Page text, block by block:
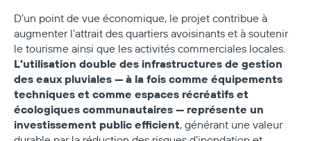
D’un point de vue économique, le projet contribue à
augmenter l’attrait des quartiers avoisinants et à soutenir
le tourisme ainsi que les activités commerciales locales.
L’utilisation double des infrastructures de gestion
des eaux pluviales — à la fois comme équipements
techniques et comme espaces récréatifs et
écologiques communautaires — représente un
investissement public efficient, générant une valeur